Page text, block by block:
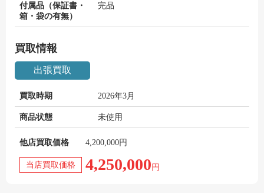
付属品（保証書・
箱・袋の有無）
完品
買取情報
出張買取
買取時期 2026年3月
商品状態 未使用
他店買取価格 4,200,000円
当店買取価格 4,250,000 円